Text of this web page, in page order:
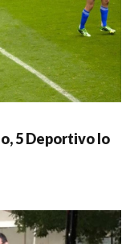
5 Deportivo lo